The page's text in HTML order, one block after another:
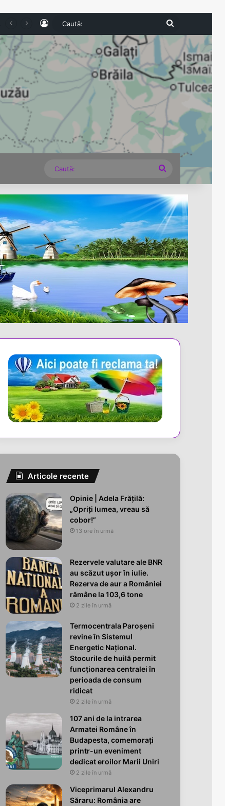
Log In Caută:
Caută:
Articole recente
Opinie | Adela Frățilă:
„Opriți lumea, vreau să
cobor!”
13 ore în urmă
Rezervele valutare ale BNR
au scăzut ușor în iulie.
Rezerva de aur a României
rămâne la 103,6 tone
2 zile în urmă
Termocentrala Paroșeni
revine în Sistemul
Energetic Național.
Stocurile de huilă permit
funcționarea centralei în
perioada de consum
ridicat
2 zile în urmă
107 ani de la intrarea
Armatei Române în
Budapesta, comemorați
printr-un eveniment
dedicat eroilor Marii Uniri
2 zile în urmă
Viceprimarul Alexandru
Săraru: România are